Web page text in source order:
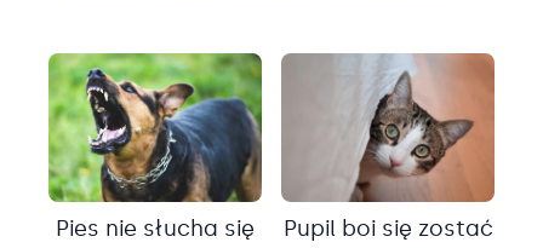
Pies nie słucha się
Pupil boi się zostać